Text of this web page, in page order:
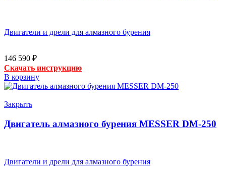
Двигатели и дрели для алмазного бурения
146 590 ₽
Скачать инструкцию
В корзину
Закрыть
Двигатель алмазного бурения MESSER DM-250
Двигатели и дрели для алмазного бурения